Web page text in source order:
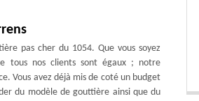
pas cher du 1054. Que vous soyez
tous nos clients sont égaux ; notre
Vous avez déjà mis de coté un budget
du modèle de gouttière ainsi que du